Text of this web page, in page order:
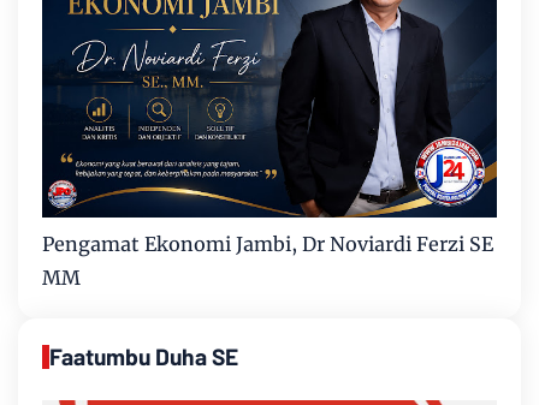
Pengamat Ekonomi Jambi, Dr Noviardi Ferzi SE
MM
Faatumbu Duha SE